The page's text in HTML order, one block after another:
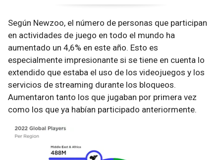
Según Newzoo, el número de personas que participan
en actividades de juego en todo el mundo ha
aumentado un 4,6% en este año. Esto es
especialmente impresionante si se tiene en cuenta lo
extendido que estaba el uso de los videojuegos y los
servicios de streaming durante los bloqueos.
Aumentaron tanto los que jugaban por primera vez
como los que ya habían participado anteriormente.